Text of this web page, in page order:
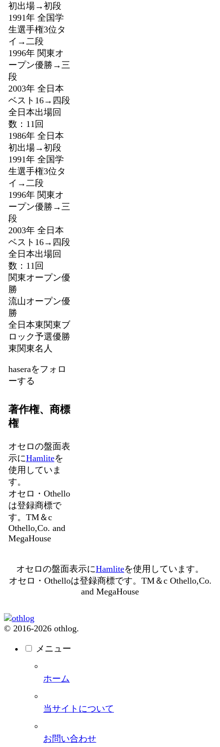
初出場→初段
1991年 全国学
生選手権3位タ
イ→二段
1996年 関東オ
ープン優勝→三
段
2003年 全日本
ベスト16→四段
全日本出場回
数：11回
1986年 全日本
初出場→初段
1991年 全国学
生選手権3位タ
イ→二段
1996年 関東オ
ープン優勝→三
段
2003年 全日本
ベスト16→四段
全日本出場回
数：11回
関東オープン優
勝
流山オープン優
勝
全日本東関東ブ
ロック予選優勝
東関東名人
haseraをフォロ
ーする
著作権、商標
権
オセロの盤面表
示にHamliteを
使用していま
す。
オセロ・Othello
は登録商標で
す。TM＆c
Othello,Co. and
MegaHouse
オセロの盤面表示にHamliteを使用しています。
オセロ・Othelloは登録商標です。TM＆c Othello,Co.
and MegaHouse
© 2016-2026 othlog.
メニュー
ホーム
当サイトについて
お問い合わせ